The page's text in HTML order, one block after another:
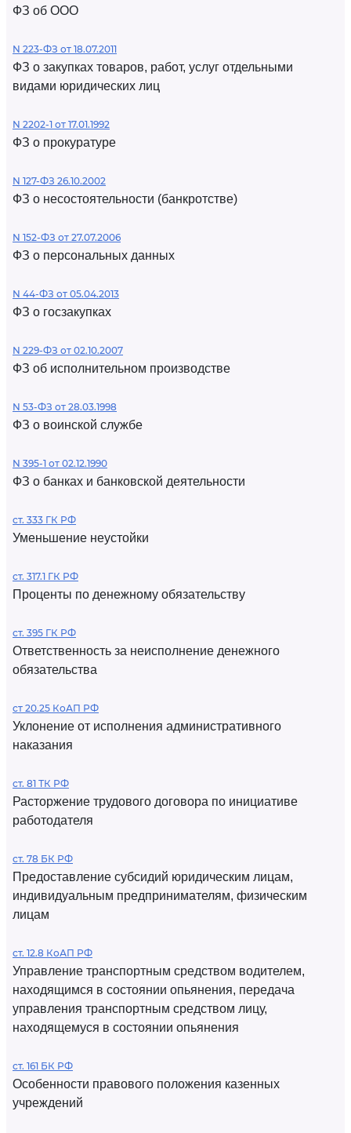
ФЗ об ООО
N 223-ФЗ от 18.07.2011
ФЗ о закупках товаров, работ, услуг отдельными
видами юридических лиц
N 2202-1 от 17.01.1992
ФЗ о прокуратуре
N 127-ФЗ 26.10.2002
ФЗ о несостоятельности (банкротстве)
N 152-ФЗ от 27.07.2006
ФЗ о персональных данных
N 44-ФЗ от 05.04.2013
ФЗ о госзакупках
N 229-ФЗ от 02.10.2007
ФЗ об исполнительном производстве
N 53-ФЗ от 28.03.1998
ФЗ о воинской службе
N 395-1 от 02.12.1990
ФЗ о банках и банковской деятельности
ст. 333 ГК РФ
Уменьшение неустойки
ст. 317.1 ГК РФ
Проценты по денежному обязательству
ст. 395 ГК РФ
Ответственность за неисполнение денежного
обязательства
ст 20.25 КоАП РФ
Уклонение от исполнения административного
наказания
ст. 81 ТК РФ
Расторжение трудового договора по инициативе
работодателя
ст. 78 БК РФ
Предоставление субсидий юридическим лицам,
индивидуальным предпринимателям, физическим
лицам
ст. 12.8 КоАП РФ
Управление транспортным средством водителем,
находящимся в состоянии опьянения, передача
управления транспортным средством лицу,
находящемуся в состоянии опьянения
ст. 161 БК РФ
Особенности правового положения казенных
учреждений